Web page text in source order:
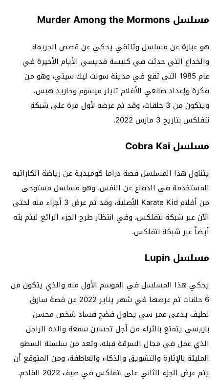
مسلسل Murder Among the Mormons
هو عبارة عن مسلسل وثائقي يحكي عن قصص الجريمة
والخداع التي حدثت في كنيسة قديسي الأيام الأخيرة في
عام 1985 التي تقع في مدينة سولت ليك سيتي، وهو من
فكرة وإعداد صانعي الأفلام تايلر ميسوم وجاريد هيس،
ويتكون من 3 حلقات، وقد تم عرضه لأول مرة على شبكة
نتفلكس بتاريخ 3 مارس 2022.
مسلسل Cobra Kai
يتناول هذا المسلسل قصة دراما كوميدية عن رياضة الكاراتيه
المستخدمة في الدفاع عن النفس، وهو مسلسل مستوحى
من أفلام Karate Kid الأصلية، وقد تم عرض 3 أجزاء منه لحتى
الآن عبر شبكة نتفلكس، وفي انتظار طرح الجزء الرائع ليتم بثه
أيضاً عبر شبكة نتفلكس.
مسلسل Lupin
يحكي هذا المسلسل في الموسم الأول منه والذي يتكون من
6 حلقات تم عرضها في شهر يناير 2022 عن قصة سارق
لطيف يدعى عمر سي يحاول فضح فساد شخص محسن
باريسي يتمتع بالثراء من أجل تحسين سمعة والده الراحل
الذي عمل في مجال السرقة قبله، وتعد من سلسلة السطو
المليئة بالإثارة والتشويق والذكاء والعاطفة، ومن المتوقع أن
يتم عرض الجزء الثاني على نتفلكس في صيف 2022 القادم.